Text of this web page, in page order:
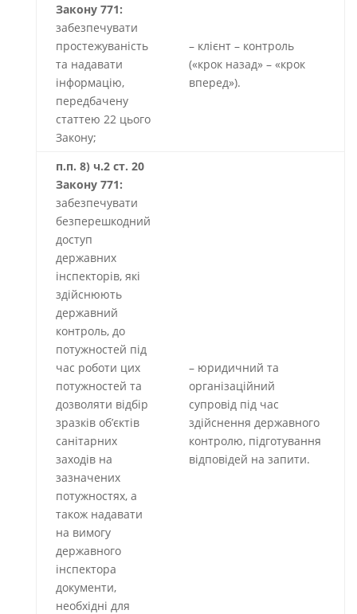
Закону 771:
забезпечувати
простежуваність
та надавати
інформацію,
передбачену
статтею 22 цього
Закону;
– клієнт – контроль
(«крок назад» – «крок
вперед»).
п.п. 8) ч.2 ст. 20
Закону 771:
забезпечувати
безперешкодний
доступ
державних
інспекторів, які
здійснюють
державний
контроль, до
потужностей під
час роботи цих
потужностей та
дозволяти відбір
зразків об’єктів
санітарних
заходів на
зазначених
потужностях, а
також надавати
на вимогу
державного
інспектора
документи,
необхідні для
– юридичний та
організаційний
супровід під час
здійснення державного
контролю, підготування
відповідей на запити.